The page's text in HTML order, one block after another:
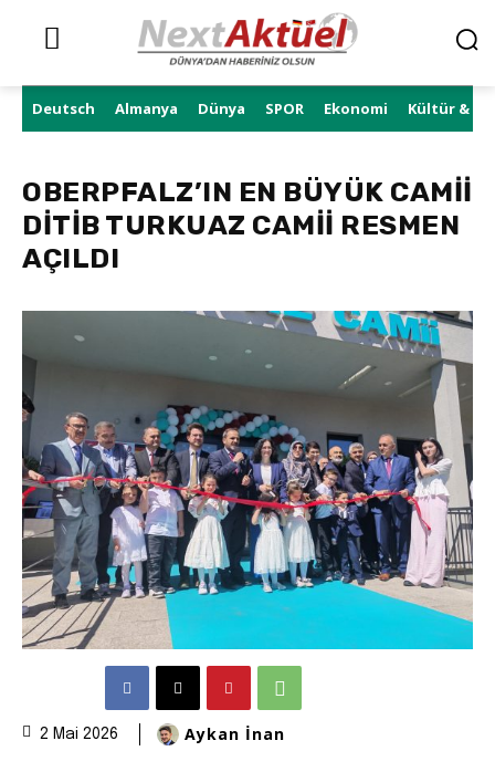
Deutsch Almanya Dünya SPOR Ekonomi Kültür &
OBERPFALZ’IN EN BÜYÜK CAMİİ
DİTİB TURKUAZ CAMİİ RESMEN
AÇILDI
2 Mai 2026 Aykan İnan